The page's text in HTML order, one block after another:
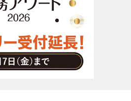
削減
調査・レポート